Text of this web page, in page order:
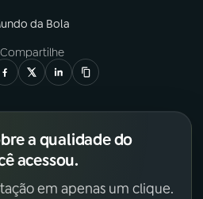
da Bola
Compartilhe
a qualidade do
acessou.
em apenas um clique.